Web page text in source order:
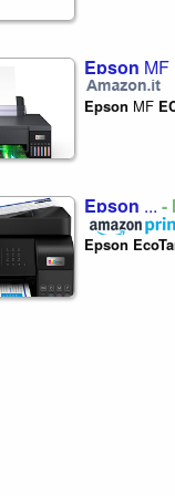
Epson MF
Epson MF
Epson ... -
Epson